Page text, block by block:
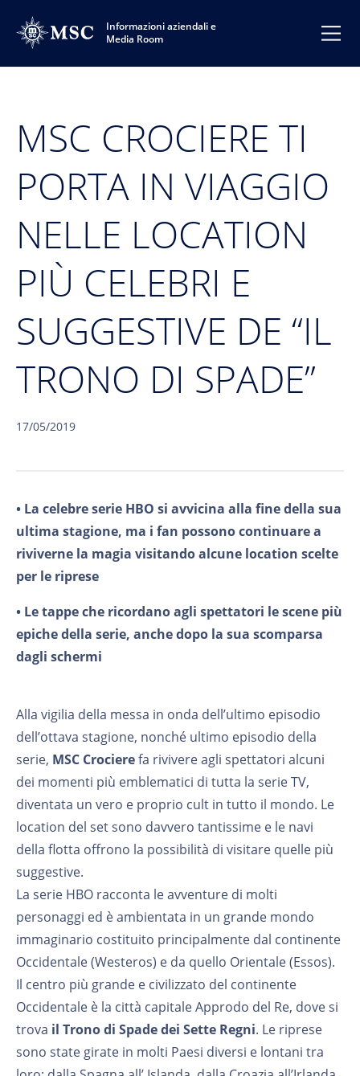
Informazioni aziendali e
Media Room
MSC CROCIERE TI
PORTA IN VIAGGIO
NELLE LOCATION
PIÙ CELEBRI E
SUGGESTIVE DE “IL
TRONO DI SPADE”
17/05/2019
• La celebre serie HBO si avvicina alla fine della sua
ultima stagione, ma i fan possono continuare a
riviverne la magia visitando alcune location scelte
per le riprese
• Le tappe che ricordano agli spettatori le scene più
epiche della serie, anche dopo la sua scomparsa
dagli schermi
Alla vigilia della messa in onda dell’ultimo episodio
dell’ottava stagione, nonché ultimo episodio della
serie, MSC Crocierefa rivivere agli spettatori alcuni
dei momenti più emblematici di tutta la serie TV,
diventata un vero e proprio cult in tutto il mondo. Le
location del set sono davvero tantissime e le navi
della flotta offrono la possibilità di visitare quelle più
suggestive.
La serie HBO racconta le avventure di molti
personaggi ed è ambientata in un grande mondo
immaginario costituito principalmente dal continente
Occidentale (Westeros) e da quello Orientale (Essos).
Il centro più grande e civilizzato del continente
Occidentale è la città capitale Approdo del Re, dove si
trova il Trono di Spade dei Sette Regni. Le riprese
sono state girate in molti Paesi diversi e lontani tra